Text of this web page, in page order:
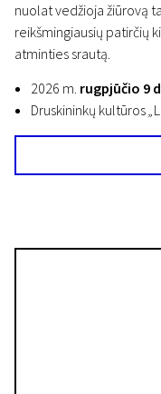
nuolat vedžioja žiūrovą
reikšmingiausių patirčių
atminties srautą.
2026 m. rugpjūčio 9
Druskininkų kultūros„